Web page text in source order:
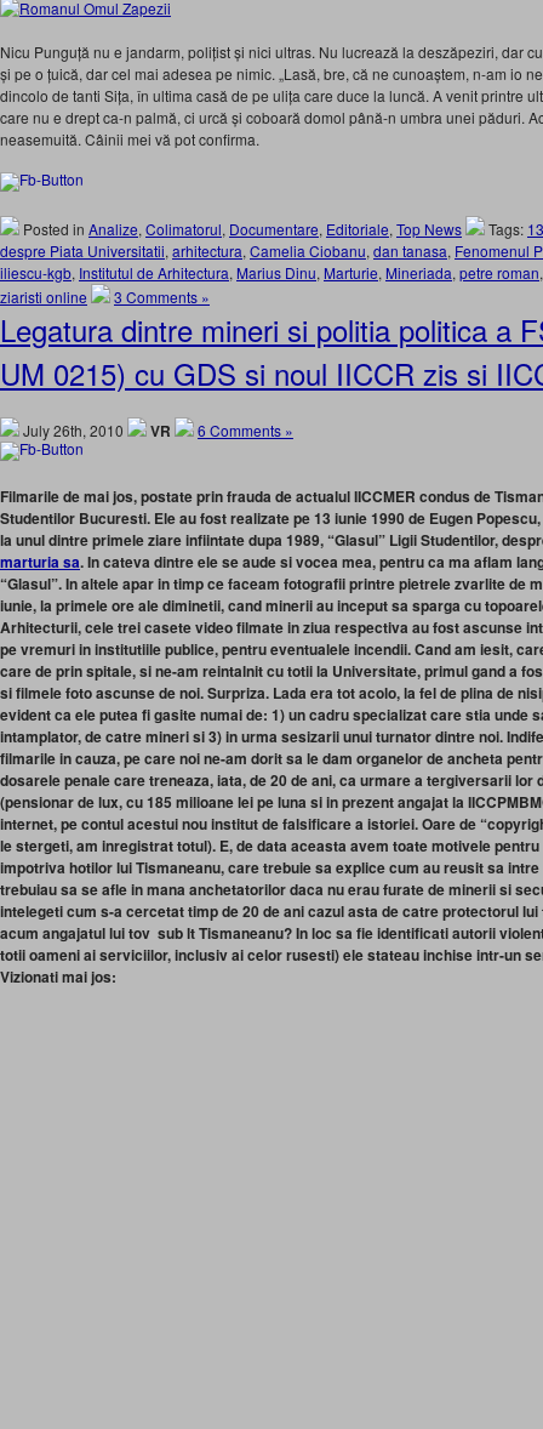
Nicu Punguță nu e jandarm, polițist și nici ultras. Nu lucrează la deszăpeziri, dar
și pe o țuică, dar cel mai adesea pe nimic. „Lasă, bre, că ne cunoaștem, n-am io
dincolo de tanti Sița, în ultima casă de pe ulița care duce la luncă. A venit printre
care nu e drept ca-n palmă, ci urcă și coboară domol până-n umbra unei păduri.
neasemuită. Câinii mei vă pot confirma.
Posted in Analize, Colimatorul, Documentare, Editoriale, Top News Tags:
despre Piata Universitatii, arhitectura, Camelia Ciobanu, dan tanasa, Fenomenul
iliescu-kgb, Institutul de Arhitectura, Marius Dinu, Marturie, Mineriada, petre roman
ziaristi online
3 Comments »
Legatura dintre mineri si politia politica a
UM 0215) cu GDS si noul IICCR zis si
July 26th, 2010 VR 6 Comments »
Filmarile de mai jos, postate prin frauda de actualul IICCMER condus de
Studentilor Bucuresti. Ele au fost realizate pe 13 iunie 1990 de Eugen
la unul dintre primele ziare infiintate dupa 1989, “Glasul” Ligii Studentilor,
marturia sa. In cateva dintre ele se aude si vocea mea, pentru ca ma aflam
“Glasul”. In altele apar in timp ce faceam fotografii printre pietrele zvarlite de
iunie, la primele ore ale diminetii, cand minerii au inceput sa sparga cu
Arhitecturii, cele trei casete video filmate in ziua respectiva au fost ascunse
pe vremuri in institutiile publice, pentru eventualele incendii. Cand am iesit,
care de prin spitale, si ne-am reintalnit cu totii la Universitate, primul gand a
si filmele foto ascunse de noi. Surpriza. Lada era tot acolo, la fel de plina de
evident ca ele putea fi gasite numai de: 1) un cadru specializat care stia unde
intamplator, de catre mineri si 3) in urma sesizarii unui turnator dintre noi.
filmarile in cauza, pe care noi ne-am dorit sa le dam organelor de ancheta
dosarele penale care treneaza, iata, de 20 de ani, ca urmare a tergiversarii lor
(pensionar de lux, cu 185 milioane lei pe luna si in prezent angajat la
internet, pe contul acestui nou institut de falsificare a istoriei. Oare de
le stergeti, am inregistrat totul). E, de data aceasta avem toate motivele
impotriva hotilor lui Tismaneanu, care trebuie sa explice cum au reusit sa
trebuiau sa se afle in mana anchetatorilor daca nu erau furate de minerii si
intelegeti cum s-a cercetat timp de 20 de ani cazul asta de catre protectorul lui
acum angajatul lui tov sub lt Tismaneanu? In loc sa fie identificati autorii
totii oameni ai serviciilor, inclusiv ai celor rusesti) ele stateau inchise intr-un
Vizionati mai jos: